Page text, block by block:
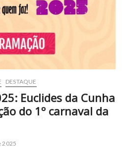
DESTAQUE
Euclides da Cunha
do 1º carnaval da
2025